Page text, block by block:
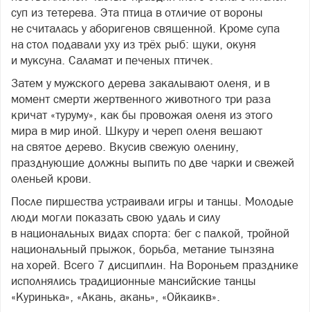
суп из тетерева. Эта птица в отличие от вороны
не считалась у аборигенов священной. Кроме супа
на стол подавали уху из трёх рыб: щуки, окуня
и муксуна. Саламат и печеных птичек.
Затем у мужского дерева закалывают оленя, и в
момент смерти жертвенного животного три раза
кричат «туруму», как бы провожая оленя из этого
мира в мир иной. Шкуру и череп оленя вешают
на святое дерево. Вкусив свежую оленину,
празднующие должны выпить по две чарки и свежей
оленьей крови.
После пиршества устраивали игры и танцы. Молодые
люди могли показать свою удаль и силу
в национальных видах спорта: бег с палкой, тройной
национальный прыжок, борьба, метание тынзяна
на хорей. Всего 7 дисциплин. На Вороньем празднике
исполнялись традиционные мансийские танцы
«Куринька», «Акань, акань», «Ойкаикв».